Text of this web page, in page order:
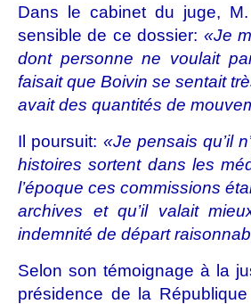
Dans le cabinet du juge,
sensible de ce dossier: «Je
dont personne ne voulait
faisait que Boivin se sentait
avait des quantités de
Il poursuit: «Je pensais qu’il
histoires sortent dans les
l’époque ces commissions
archives et qu’il valait
indemnité de départ
Selon son témoignage à la
présidence de la